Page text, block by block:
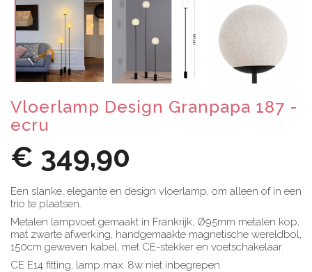
Vloerlamp Design Granpapa 187 -
ecru
€ 349,90
Een slanke, elegante en design vloerlamp, om alleen of in een
trio te plaatsen.
Metalen lampvoet gemaakt in Frankrijk, Ø95mm metalen kop,
mat zwarte afwerking, handgemaakte magnetische wereldbol,
150cm geweven kabel, met CE-stekker en voetschakelaar.
CE E14 fitting, lamp max. 8w niet inbegrepen.